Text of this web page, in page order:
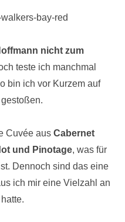
nicht zum
teste ich manchmal
bin ich vor Kurzem auf
Cuvée aus Cabernet
und Pinotage, was für
Dennoch sind das eine
ich mir eine Vielzahl an